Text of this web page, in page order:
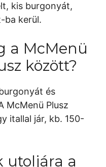
kis burgonyát,
ba kerül.
a McMenü
között?
és
McMenü Plusz
itallal jár, kb. 150-
utoljára a